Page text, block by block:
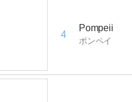
4
Pompeii
ポンペイ